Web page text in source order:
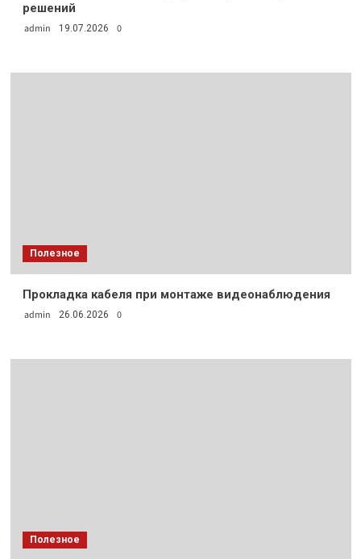
решений
admin 19.07.2026 0
Полезное
Прокладка кабеля при монтаже видеонаблюдения
admin 26.06.2026 0
Полезное